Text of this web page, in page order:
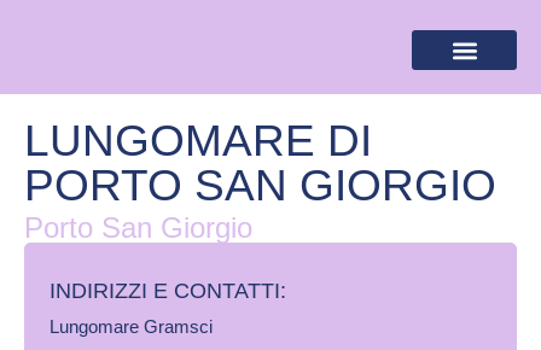
LUNGOMARE DI
PORTO SAN GIORGIO
Porto San Giorgio
INDIRIZZI E CONTATTI:​
Lungomare Gramsci